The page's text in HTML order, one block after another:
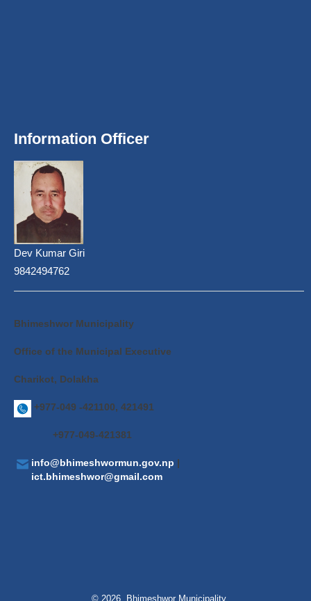
Information Officer
Dev Kumar Giri
9842494762
Bhimeshwor Municipality
Office of the Municipal Executive
Charikot, Dolakha
+977-049 -421100, 421491
+977-049-421381
info@bhimeshwormun.gov.np |
ict.bhimeshwor@gmail.com
© 2026 Bhimeshwor Municipality